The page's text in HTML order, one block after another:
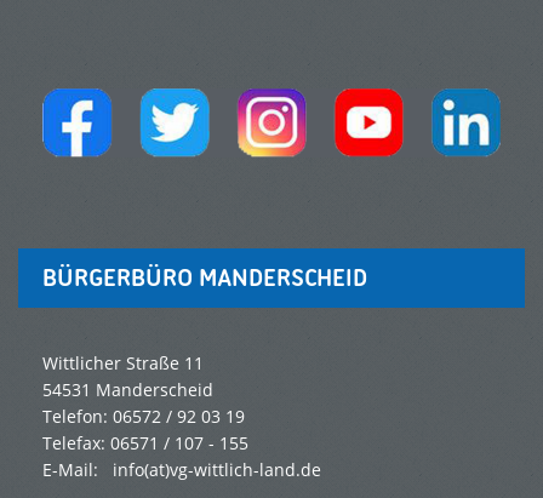
BÜRGERBÜRO MANDERSCHEID
Wittlicher Straße 11
54531 Manderscheid
Telefon: 06572 / 92 03 19
Telefax: 06571 / 107 - 155
E-Mail: info(at)vg-wittlich-land.de